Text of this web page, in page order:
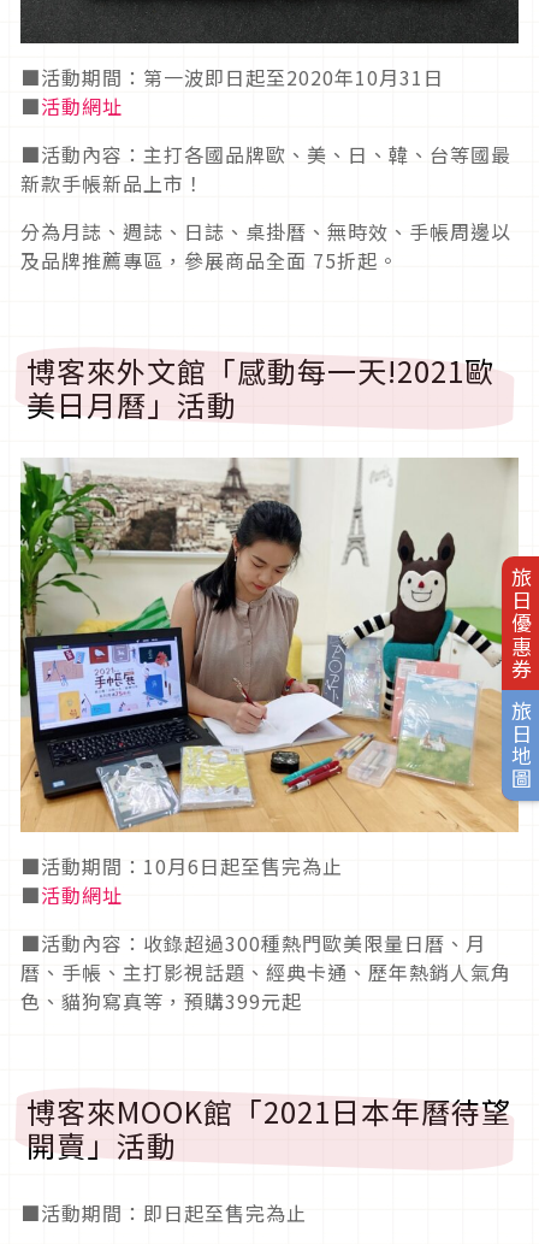
旅日優惠券
旅日地圖
■活動期間：第一波即日起至2020年10月31日
■活動網址
■活動內容：主打各國品牌歐、美、日、韓、台等國最
新款手帳新品上市！
分為月誌、週誌、日誌、桌掛曆、無時效、手帳周邊以
及品牌推薦專區，參展商品全面 75折起。
博客來外文館「感動每一天!2021歐
美日月曆」活動
■活動期間：10月6日起至售完為止
■活動網址
■活動內容：收錄超過300種熱門歐美限量日曆、月
曆、手帳、主打影視話題、經典卡通、歷年熱銷人氣角
色、貓狗寫真等，預購399元起
博客來MOOK館「2021日本年曆待望
開賣」活動
■活動期間：即日起至售完為止